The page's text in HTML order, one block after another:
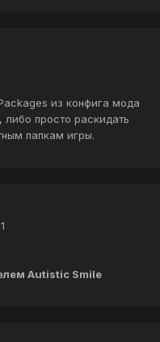
из конфига мода
либо просто раскидать
папкам игры.
Autistic Smile